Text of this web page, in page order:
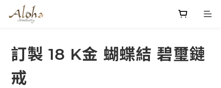
訂製 18 K金 蝴蝶結 碧璽鏈
戒